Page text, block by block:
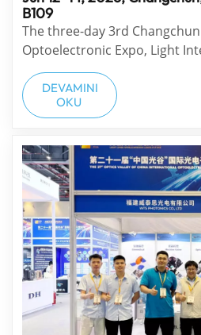
B109
The three-day 3rd
Optoelectronic Expo, Light
& Chinese Optical Society
Conference has successfully
high-end “one exhibition, two
DEVAMINI
OKU